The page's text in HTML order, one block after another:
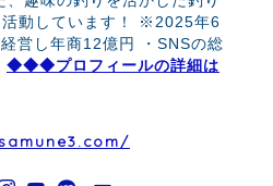
活動しています！ ※2025年6
営し年商12億円 ・SNSの総
◆◆◆プロフィールの詳細は